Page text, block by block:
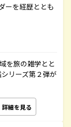
ーを経歴ととも
を旅の雑学とと
リーズ第２弾が
詳細を見る